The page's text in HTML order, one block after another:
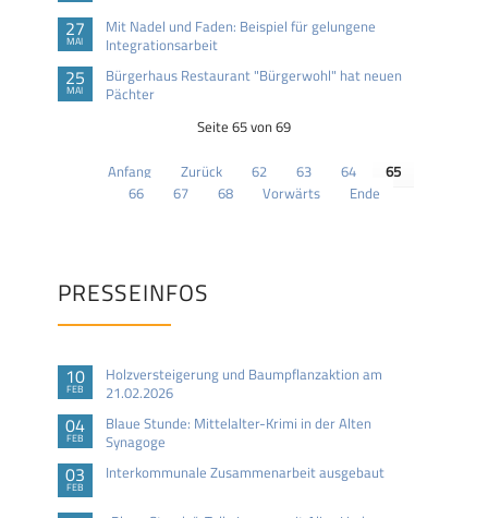
27
MAI
Mit Nadel und Faden: Beispiel für gelungene
Integrationsarbeit
25
MAI
Bürgerhaus Restaurant "Bürgerwohl" hat neuen
Pächter
Seite 65 von 69
Anfang Zurück 62 63 64
65
66
67 68 Vorwärts Ende
PRESSEINFOS
10
FEB
Holzversteigerung und Baumpflanzaktion am
21.02.2026
04
FEB
Blaue Stunde: Mittelalter-Krimi in der Alten
Synagoge
03
FEB
Interkommunale Zusammenarbeit ausgebaut